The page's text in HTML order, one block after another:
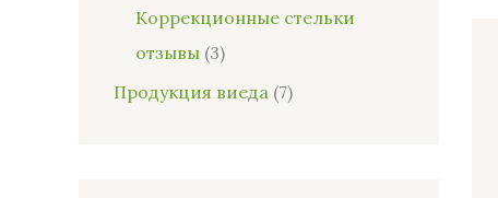
Коррекционные стельки
отзывы (3)
Продукция виеда (7)